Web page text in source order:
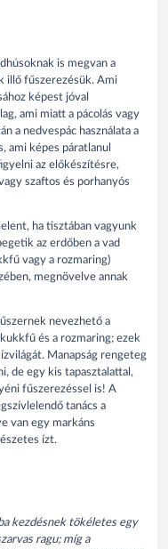
is megvan a
illő fűszerezésük. Ami
képest jóval
ami miatt a pácolás vagy
a nedvespác használata a
ami képes páratlanul
az előkészítésre,
szaftos és porhanyós
ha tisztában vagyunk
az erdőben a vad
vagy a rozmaring)
megnövelve annak
nevezhető a
és a rozmaring; ezek
Manapság rengeteg
de egy kis tapasztalattal,
fűszerezéssel is! A
tanács a
van egy markáns
ízt.
kezdésnek tökéletes egy
ragu; míg a